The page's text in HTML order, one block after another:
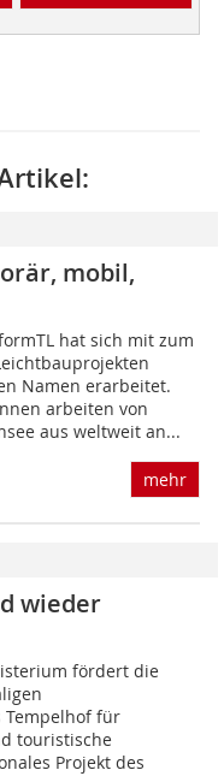
mobil,
hat sich mit zum
Namen erarbeitet.
arbeiten von
aus weltweit an...
mehr
wieder
fördert die
Tempelhof für
touristische
Projekt des